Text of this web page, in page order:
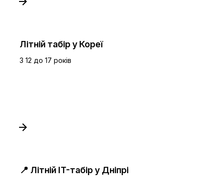
Літній табір у Кореї
З 12 до 17 років
📍 Літній IT-табір у Дніпрі